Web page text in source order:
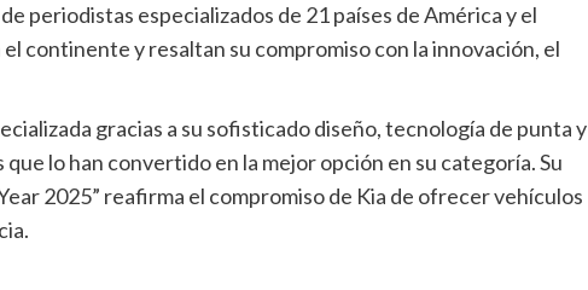
periodistas especializados de 21 países de América y el
continente y resaltan su compromiso con la innovación, el
gracias a su sofisticado diseño, tecnología de punta y
lo han convertido en la mejor opción en su categoría. Su
2025” reafirma el compromiso de Kia de ofrecer vehículos